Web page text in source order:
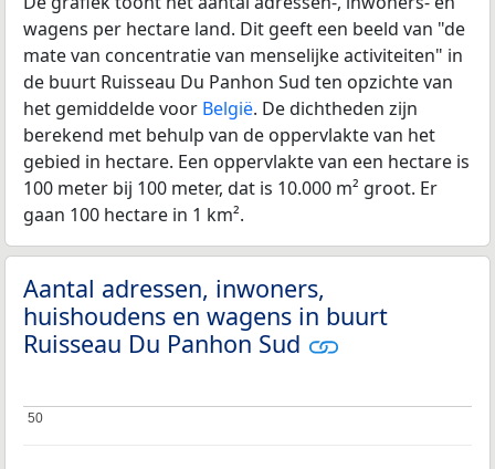
wagens per hectare land. Dit geeft een beeld van "de
mate van concentratie van menselijke activiteiten" in
de buurt Ruisseau Du Panhon Sud ten opzichte van
het gemiddelde voor België. De dichtheden zijn
berekend met behulp van de oppervlakte van het
gebied in hectare. Een oppervlakte van een hectare is
100 meter bij 100 meter, dat is 10.000 m² groot. Er
gaan 100 hectare in 1 km².
Aantal adressen, inwoners,
huishoudens en wagens in buurt
Ruisseau Du Panhon Sud
50
50